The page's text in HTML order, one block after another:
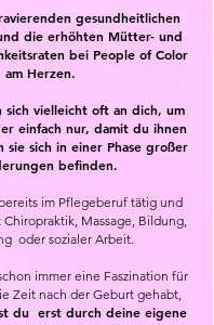
gesundheitlichen
die erhöhten Mütter- und
bei People of Color
am Herzen.
sich vielleicht oft an dich, um
einfach nur, damit du ihnen
sie sich in einer Phase großer
befinden.
im Pflegeberuf tätig und
Massage, Bildung,
oder sozialer Arbeit.
immer eine Faszination für
Zeit nach der Geburt gehabt,
du erst durch deine eigene